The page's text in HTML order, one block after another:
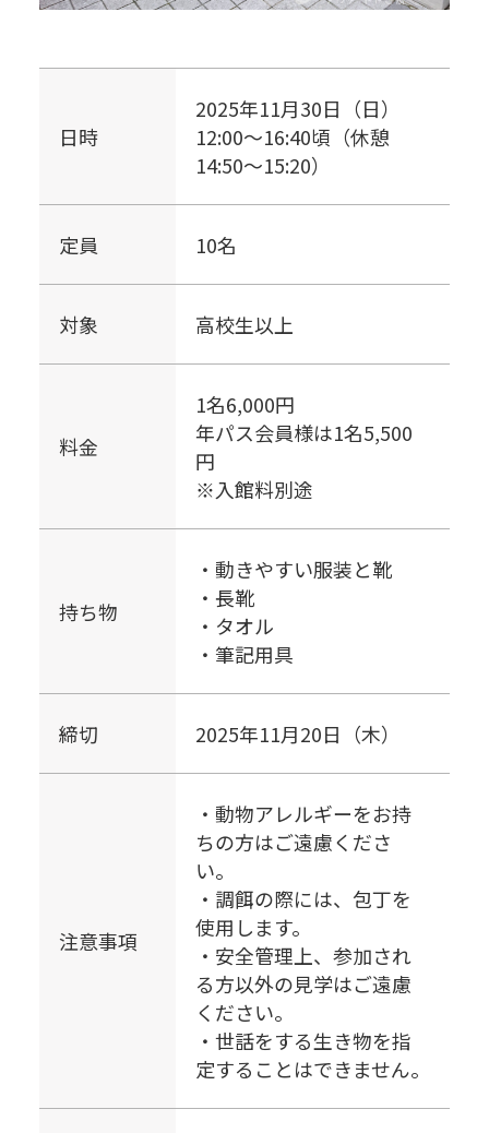
日時
2025年11月30日（日）
12:00～16:40頃（休憩
14:50～15:20）
定員 10名
対象 高校生以上
料金
1名6,000円
年パス会員様は1名5,500
円
※入館料別途
持ち物
・動きやすい服装と靴
・長靴
・タオル
・筆記用具
締切 2025年11月20日（木）
注意事項
・動物アレルギーをお持
ちの方はご遠慮くださ
い。
・調餌の際には、包丁を
使用します。
・安全管理上、参加され
る方以外の見学はご遠慮
ください。
・世話をする生き物を指
定することはできません。